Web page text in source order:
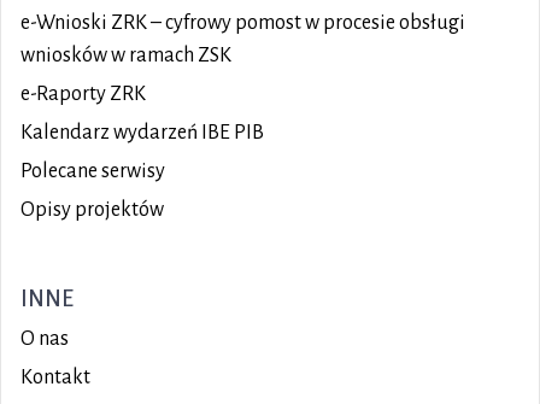
e-Wnioski ZRK – cyfrowy pomost w procesie obsługi
wniosków w ramach ZSK
e-Raporty ZRK
Kalendarz wydarzeń IBE PIB
Polecane serwisy
Opisy projektów
INNE
O nas
Kontakt